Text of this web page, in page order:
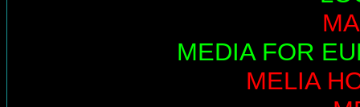
MEDIA FOR
MELIA